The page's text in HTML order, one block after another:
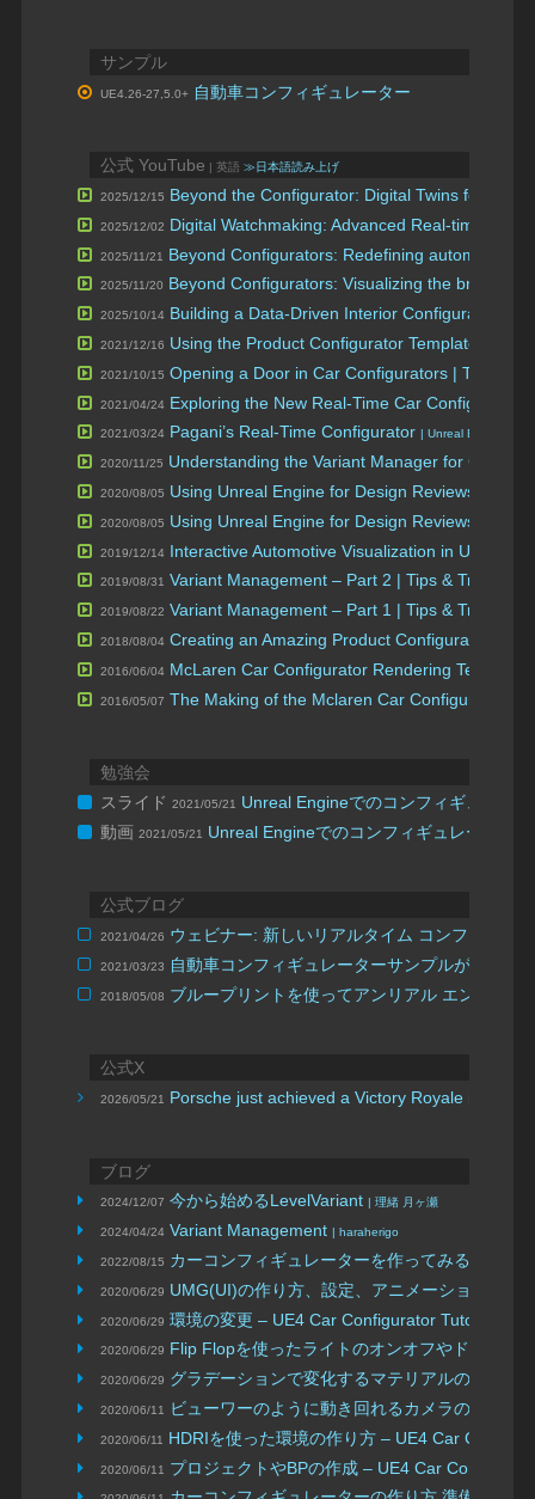
サンプル
UE4.26-27,5.0+ 自動車コンフィギュレーター
公式 YouTube | 英語≫日本語読み上げ
2025/12/15 Beyond the Configurator: Digital Twins for
2025/12/02 Digital Watchmaking: Advanced Real-time 3D
2025/11/21 Beyond Configurators: Redefining automotive
2025/11/20 Beyond Configurators: Visualizing the brand
2025/10/14 Building a Data-Driven Interior Configurator
2021/12/16 Using the Product Configurator Template | Tips
2021/10/15 Opening a Door in Car Configurators | Tips &
2021/04/24 Exploring the New Real-Time Car Configurator
2021/03/24 Pagani’s Real-Time Configurator | Unreal Build:
2020/11/25 Understanding the Variant Manager for Game
2020/08/05 Using Unreal Engine for Design Reviews Part
2020/08/05 Using Unreal Engine for Design Reviews Part
2019/12/14 Interactive Automotive Visualization in Unreal
2019/08/31 Variant Management – Part 2 | Tips & Tricks
2019/08/22 Variant Management – Part 1 | Tips & Tricks
2018/08/04 Creating an Amazing Product Configurator
2016/06/04 McLaren Car Configurator Rendering
2016/05/07 The Making of the Mclaren Car Configurator
勉強会
スライド2021/05/21
Unreal Engineでのコンフィギュレー
動画2021/05/21 Unreal Engineでのコンフィギュレーター
公式ブログ
2021/04/26 ウェビナー: 新しいリアルタイム コンフィギュ
2021/03/23 自動車コンフィギュレーターサンプルがダウン
2018/05/08 ブループリントを使ってアンリアル エンジン
公式X
2026/05/21 Porsche just achieved a Victory Royale in their
ブログ
2024/12/07 今から始めるLevelVariant | 理緒 月ヶ瀬
2024/04/24 Variant Management | haraherigo
2022/08/15 カーコンフィギュレーターを作ってみる
2020/06/29 UMG(UI)の作り方、設定、アニメーション –
2020/06/29 環境の変更 – UE4 Car Configurator Tutorial
2020/06/29 Flip Flopを使ったライトのオンオフやドアの開
2020/06/29 グラデーションで変化するマテリアルの作成 –
2020/06/11 ビューワーのように動き回れるカメラの作り
2020/06/11 HDRIを使った環境の作り方 – UE4 Car
2020/06/11 プロジェクトやBPの作成 – UE4 Car